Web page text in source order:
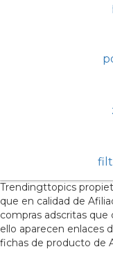
Trendingttopics
que en calidad de
compras adscritas
ello aparecen enlaces
fichas de producto de